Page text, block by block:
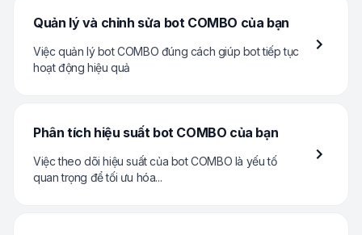
Quản lý và chỉnh sửa bot COMBO của bạn
Việc quản lý bot COMBO đúng cách giúp bot tiếp tục
hoạt động hiệu quả
Phân tích hiệu suất bot COMBO của bạn
Việc theo dõi hiệu suất của bot COMBO là yếu tố
quan trọng để tối ưu hóa...